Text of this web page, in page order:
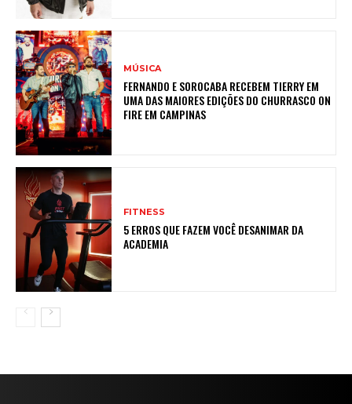
MÚSICA
FERNANDO E SOROCABA RECEBEM TIERRY EM
UMA DAS MAIORES EDIÇÕES DO CHURRASCO ON
FIRE EM CAMPINAS
FITNESS
5 ERROS QUE FAZEM VOCÊ DESANIMAR DA
ACADEMIA